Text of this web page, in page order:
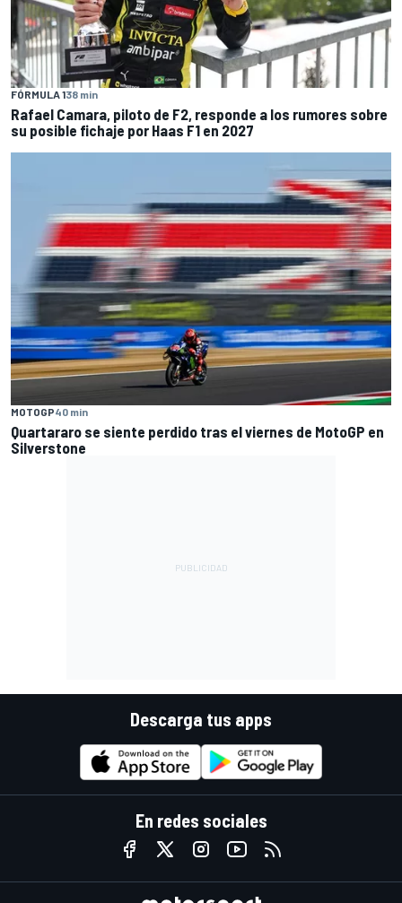
FÓRMULA 138 min
Rafael Camara, piloto de F2, responde a los rumores sobre
su posible fichaje por Haas F1 en 2027
MOTOGP40 min
Quartararo se siente perdido tras el viernes de MotoGP en
Silverstone
Descarga tus apps
En redes sociales